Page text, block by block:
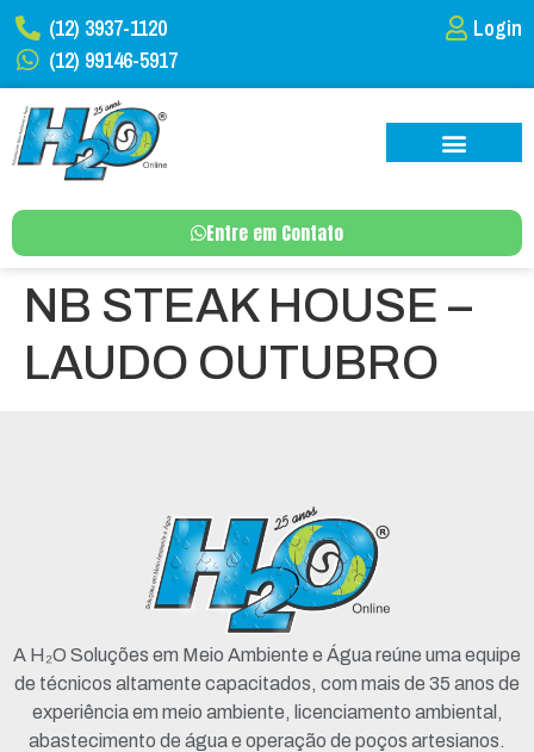
(12) 3937-1120
(12) 99146-5917
Login
Entre em Contato
NB STEAK HOUSE –
LAUDO OUTUBRO
A H₂O Soluções em Meio Ambiente e Água reúne uma equipe
de técnicos altamente capacitados, com mais de 35 anos de
experiência em meio ambiente, licenciamento ambiental,
abastecimento de água e operação de poços artesianos.